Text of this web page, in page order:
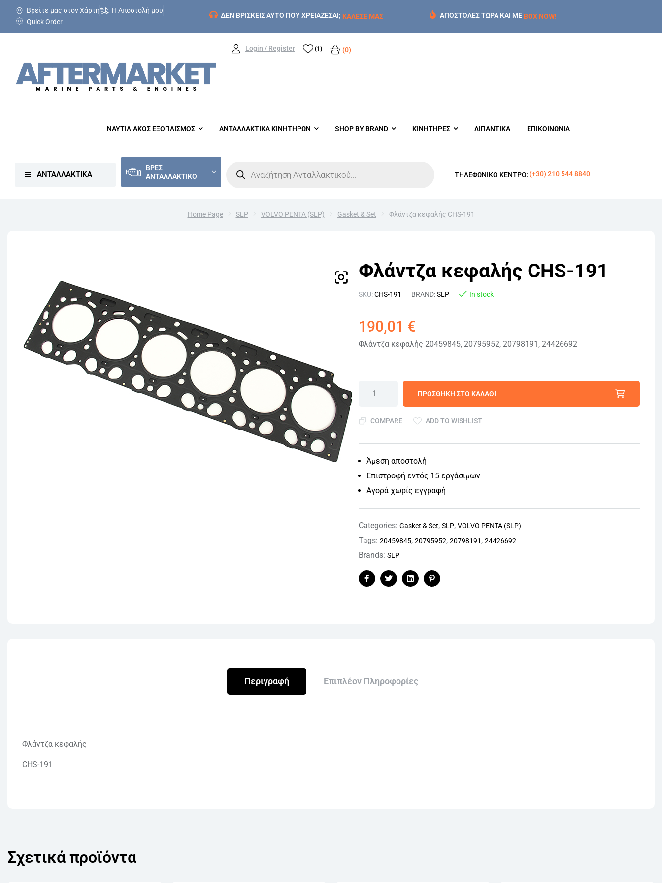
Βρείτε μας στον Χάρτη
Η Αποστολή μου
Quick Order
ΔΕΝ ΒΡΙΣΚΕΙΣ ΑΥΤΟ ΠΟΥ ΧΡΕΙΑΖΕΣΑΙ; ΚΑΛΕΣΕ ΜΑΣ ΑΠΟΣΤΟΛΕΣ ΤΩΡΑ ΚΑΙ ΜΕ BOX NOW!
ΝΑΥΤΙΛΙΑΚΟΣ ΕΞΟΠΛΙΣΜΟΣ ΑΝΤΑΛΛΑΚΤΙΚΑ ΚΙΝΗΤΗΡΩΝ SHOP BY BRAND ΚΙΝΗΤΗΡΕΣ ΛΙΠΑΝΤΙΚΑ ΕΠΙΚΟΙΝΩΝΙΑ
Login / Register (1) (0)
ΑΝΤΑΛΛΑΚΤΙΚΑ
ΒΡΕΣ
ΑΝΤΑΛΛΑΚΤΙΚΟ
ΤΗΛΕΦΩΝΙΚΌ ΚΈΝΤΡΟ: (+30) 210 544 8840
Home Page SLP VOLVO PENTA (SLP) Gasket & Set Φλάντζα κεφαλής CHS-191
Φλάντζα κεφαλής CHS-191
SKU:CHS-191 BRAND:SLP In stock
190,01 €
Φλάντζα κεφαλής 20459845, 20795952, 20798191, 24426692
ΠΡΟΣΘΉΚΗ ΣΤΟ ΚΑΛΆΘΙ
COMPARE ADD TO WISHLIST
Άμεση αποστολή
Επιστροφή εντός 15 εργάσιμων
Αγορά χωρίς εγγραφή
Categories:Gasket & Set,SLP,VOLVO PENTA (SLP)
Tags:20459845,20795952,20798191 ,24426692
Brands:SLP
FacebookTwitterLinkedinPinterest
Περιγραφή Επιπλέον Πληροφορίες
Φλάντζα κεφαλής
CHS-191
Σχετικά προϊόντα